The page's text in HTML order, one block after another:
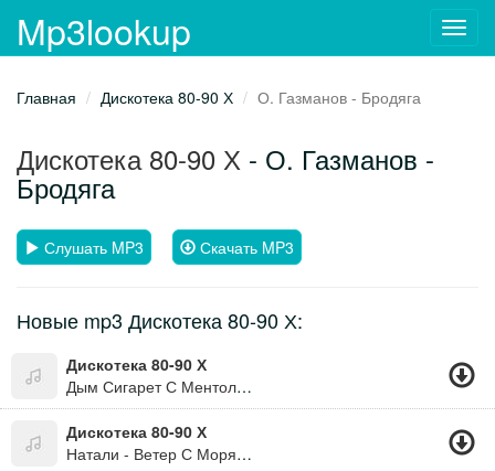
Mp3lookup
Главная Дискотека 80-90 Х О. Газманов - Бродяга
Дискотека 80-90 Х - О. Газманов -
Бродяга
Слушать MP3 Скачать MP3
Новые mp3 Дискотека 80-90 Х:
Дискотека 80-90 Х
Дым Сигарет С Ментолом
Дискотека 80-90 Х
Натали - Ветер С Моря Дул